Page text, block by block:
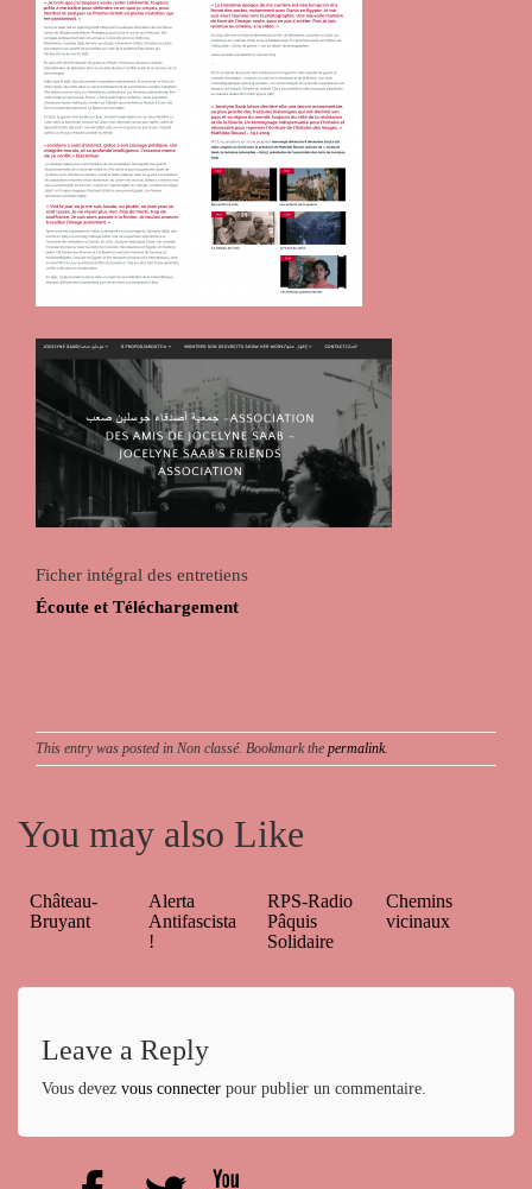
Ficher intégral des entretiens
Écoute et Téléchargement
This entry was posted in Non classé. Bookmark the permalink.
You may also Like
Château-
Bruyant
Alerta
Antifascista
!
RPS-Radio
Pâquis
Solidaire
Chemins
vicinaux
Leave a Reply
Vous devez vous connecter pour publier un commentaire.